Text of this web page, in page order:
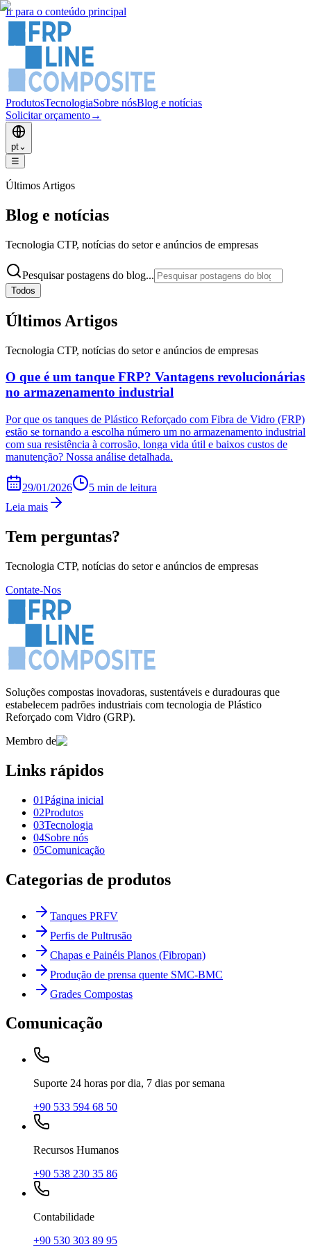
Ir para o conteúdo principal
ProdutosTecnologiaSobre nósBlog e notícias
Solicitar orçamento→
pt⌄
☰
Últimos Artigos
Blog e notícias
Tecnologia CTP, notícias do setor e anúncios de empresas
Pesquisar postagens do blog...
Todos
Últimos Artigos
Tecnologia CTP, notícias do setor e anúncios de empresas
O que é um tanque FRP? Vantagens revolucionárias
no armazenamento industrial
Por que os tanques de Plástico Reforçado com Fibra de Vidro (FRP)
estão se tornando a escolha número um no armazenamento industrial
com sua resistência à corrosão, longa vida útil e baixos custos de
manutenção? Nossa análise detalhada.
29/01/2026
5 min de leitura
Leia mais
Tem perguntas?
Tecnologia CTP, notícias do setor e anúncios de empresas
Contate-Nos
Soluções compostas inovadoras, sustentáveis ​​e duradouras que
estabelecem padrões industriais com tecnologia de Plástico
Reforçado com Vidro (GRP).
Membro de
Links rápidos
01Página inicial
02Produtos
03Tecnologia
04Sobre nós
05Comunicação
Categorias de produtos
Tanques PRFV
Perfis de Pultrusão
Chapas e Painéis Planos (Fibropan)
Produção de prensa quente SMC-BMC
Grades Compostas
Comunicação
Suporte 24 horas por dia, 7 dias por semana
+90 533 594 68 50
Recursos Humanos
+90 538 230 35 86
Contabilidade
+90 530 303 89 95